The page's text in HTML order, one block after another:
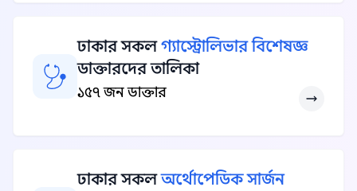
ঢাকার সকলগ্যাস্ট্রোলিভার বিশেষজ্ঞ
ডাক্তারদের তালিকা
১৫৭ জন ডাক্তার
ঢাকার সকলঅর্থোপেডিক সার্জন